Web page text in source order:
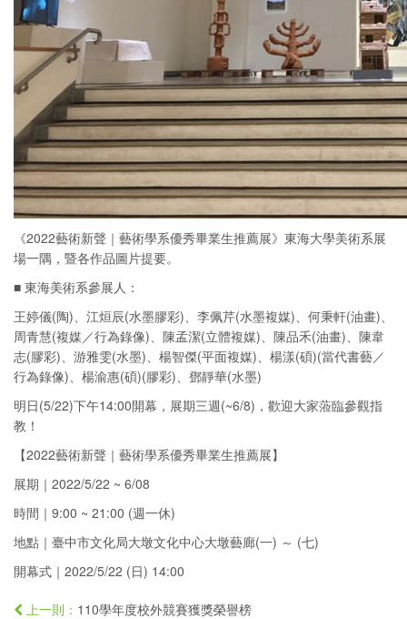
《2022藝術新聲｜藝術學系優秀畢業生推薦展》東海大學美術系展
場一隅，暨各作品圖片提要。
■ 東海美術系參展人：
王婷儀(陶)、江烜辰(水墨膠彩)、李佩芹(水墨複媒)、何秉軒(油畫)、
周青慧(複媒／行為錄像)、陳孟潔(立體複媒)、陳品禾(油畫)、陳韋
志(膠彩)、游雅雯(水墨)、楊智傑(平面複媒)、楊漾(碩)(當代書藝／
行為錄像)、楊渝惠(碩)(膠彩)、鄧靜華(水墨)
明日(5/22)下午14:00開幕，展期三週(~6/8)，歡迎大家蒞臨參觀指
教！
【2022藝術新聲｜藝術學系優秀畢業生推薦展】
展期｜2022/5/22 ~ 6/08
時間｜9:00 ~ 21:00 (週一休)
地點｜臺中市文化局大墩文化中心大墩藝廊(一) ～ (七)
開幕式｜2022/5/22 (日) 14:00
上一則： 110學年度校外競賽獲獎榮譽榜